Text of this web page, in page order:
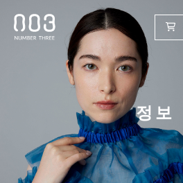
정보
TOP
제품
웰빙 리포트